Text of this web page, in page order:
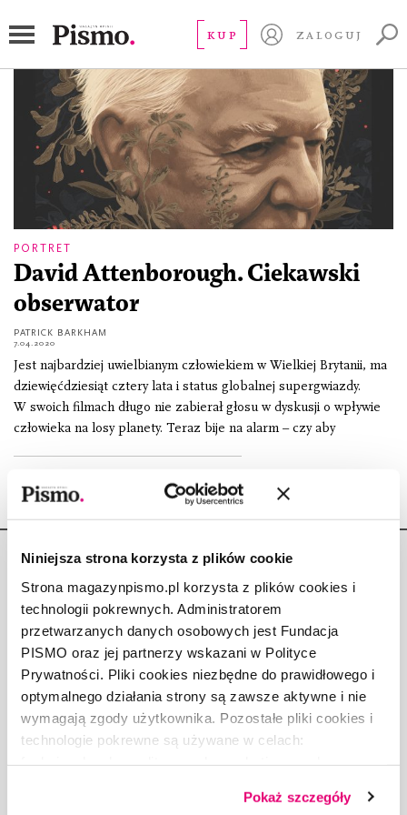
Niniejsza strona korzysta z plików cookie
Strona magazynpismo.pl korzysta z plików cookies i
technologii pokrewnych. Administratorem
przetwarzanych danych osobowych jest Fundacja
PISMO oraz jej partnerzy wskazani w Polityce
Prywatności. Pliki cookies niezbędne do prawidłowego i
optymalnego działania strony są zawsze aktywne i nie
wymagają zgody użytkownika. Pozostałe pliki cookies i
technologie pokrewne są używane w celach:
dobrowolną zgodę na pliki cookies i technologie
Pokaż szczegóły
KUP ZALOGUJ
PORTRET
David Attenborough. Ciekawski
obserwator
PATRICK BARKHAM
7.04.2020
Jest najbardziej uwielbianym człowiekiem w Wielkiej Brytanii, ma
dziewięćdziesiąt cztery lata i status globalnej supergwiazdy.
W swoich filmach długo nie zabierał głosu w dyskusji o wpływie
człowieka na losy planety. Teraz bije na alarm – czy aby
Copyright © Fundacja Pismo
O „PIŚMIE”
ABOUT PISMO
FACT-CHECKING W „PIŚMIE”